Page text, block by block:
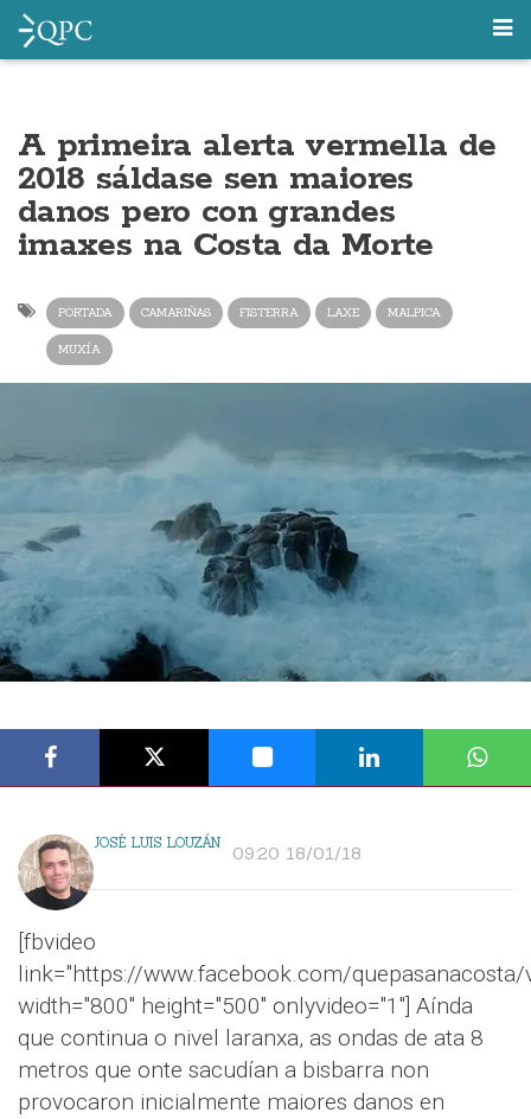
A primeira alerta vermella de
2018 sáldase sen maiores
danos pero con grandes
imaxes na Costa da Morte
PORTADA CAMARIÑAS FISTERRA LAXE MALPICA
MUXÍA
JOSÉ LUIS LOUZÁN 09:20 18/01/18
[fbvideo
link="https://www.facebook.com/
width="800" height="500" onlyvideo="1"] Aínda
que continua o nivel laranxa, as ondas de ata 8
metros que onte sacudían a bisbarra non
provocaron inicialmente maiores danos en